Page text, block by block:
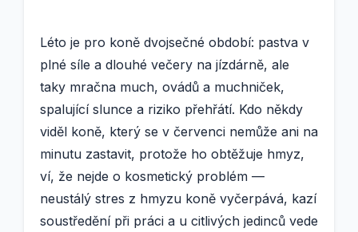
Léto je pro koně dvojsečné období: pastva v
plné síle a dlouhé večery na jízdárně, ale
taky mračna much, ovádů a muchniček,
spalující slunce a riziko přehřátí. Kdo někdy
viděl koně, který se v červenci nemůže ani na
minutu zastavit, protože ho obtěžuje hmyz,
ví, že nejde o kosmetický problém —
neustálý stres z hmyzu koně vyčerpává, kazí
soustředění při práci a u citlivých jedinců vede